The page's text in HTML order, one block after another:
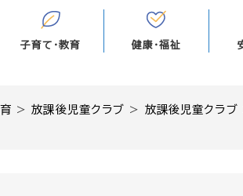
子育て・教育 健康・福祉
>放課後児童クラブ > 放課後児童クラブ